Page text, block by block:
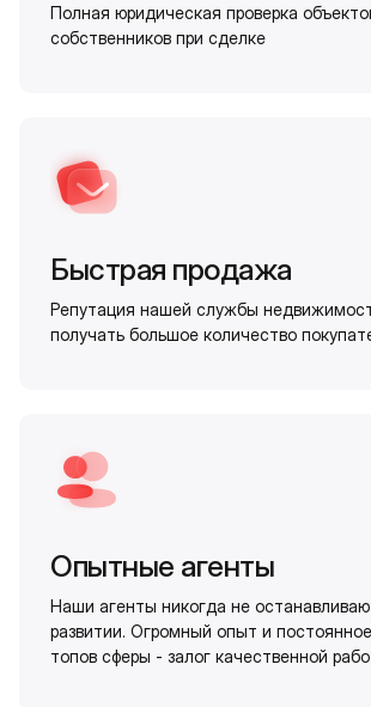
Полная юридическая проверка
собственников при сделке
Быстрая продажа
Репутация нашей службы
получать большое количество
Опытные агенты
Наши агенты никогда не
развитии. Огромный опыт и
топов сферы - залог качественной